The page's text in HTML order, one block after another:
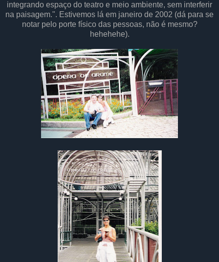
integrando espaço do teatro e meio ambiente, sem interferir
na paisagem.". Estivemos lá em janeiro de 2002 (dá para se
notar pelo porte físico das pessoas, não é mesmo?
hehehehe).